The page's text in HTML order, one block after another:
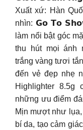
Xuất xứ: Hàn
nhìn: 𝗚𝗼 𝗧𝗼
làm nổi bật góc
thu hút mọi ánh
trắng vàng tươi
đến vẻ đẹp nhẹ
Highlighter
những ưu điểm
Mịn mượt như
bí da, tạo cảm